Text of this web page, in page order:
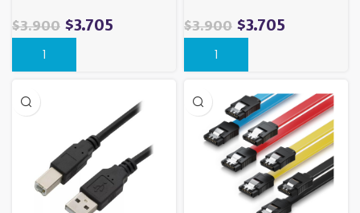
$3.900 $3.705 $3.900 $3.705